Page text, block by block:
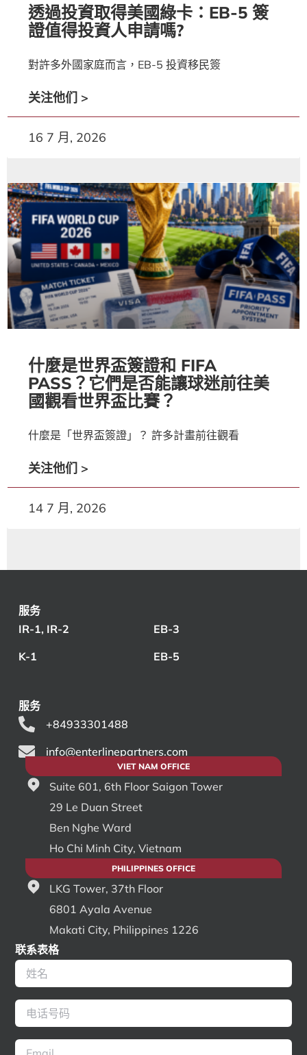
透過投資取得美國綠卡：EB-5 簽
證值得投資人申請嗎?
對許多外國家庭而言，EB-5 投資移民簽
关注他们 >
16 7 月, 2026
什麼是世界盃簽證和 FIFA
PASS？它們是否能讓球迷前往美
國觀看世界盃比賽？
什麼是「世界盃簽證」？ 許多計畫前往觀看
关注他们 >
14 7 月, 2026
服务
IR-1, IR-2
K-1
EB-3
EB-5
服务
+84933301488
info@enterlinepartners.com
VIET NAM OFFICE
Suite 601, 6th Floor Saigon Tower
29 Le Duan Street
Ben Nghe Ward
Ho Chi Minh City, Vietnam
PHILIPPINES OFFICE
LKG Tower, 37th Floor
6801 Ayala Avenue
Makati City, Philippines 1226
联系表格